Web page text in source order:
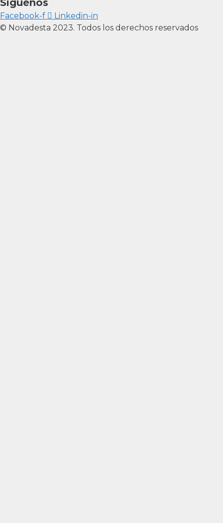
Síguenos
Facebook-f
Linkedin-in
© Novadesta 2023. Todos los derechos reservados